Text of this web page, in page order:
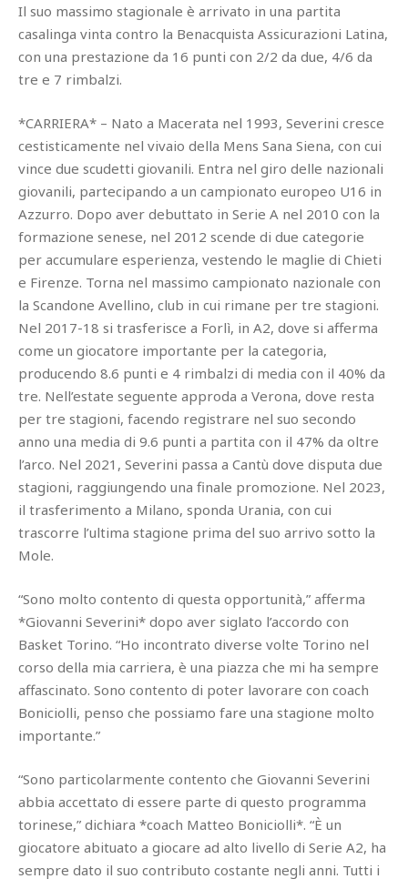
Il suo massimo stagionale è arrivato in una partita
casalinga vinta contro la Benacquista Assicurazioni Latina,
con una prestazione da 16 punti con 2/2 da due, 4/6 da
tre e 7 rimbalzi.
*CARRIERA* – Nato a Macerata nel 1993, Severini cresce
cestisticamente nel vivaio della Mens Sana Siena, con cui
vince due scudetti giovanili. Entra nel giro delle nazionali
giovanili, partecipando a un campionato europeo U16 in
Azzurro. Dopo aver debuttato in Serie A nel 2010 con la
formazione senese, nel 2012 scende di due categorie
per accumulare esperienza, vestendo le maglie di Chieti
e Firenze. Torna nel massimo campionato nazionale con
la Scandone Avellino, club in cui rimane per tre stagioni.
Nel 2017-18 si trasferisce a Forlì, in A2, dove si afferma
come un giocatore importante per la categoria,
producendo 8.6 punti e 4 rimbalzi di media con il 40% da
tre. Nell’estate seguente approda a Verona, dove resta
per tre stagioni, facendo registrare nel suo secondo
anno una media di 9.6 punti a partita con il 47% da oltre
l’arco. Nel 2021, Severini passa a Cantù dove disputa due
stagioni, raggiungendo una finale promozione. Nel 2023,
il trasferimento a Milano, sponda Urania, con cui
trascorre l’ultima stagione prima del suo arrivo sotto la
Mole.
“Sono molto contento di questa opportunità,” afferma
*Giovanni Severini* dopo aver siglato l’accordo con
Basket Torino. “Ho incontrato diverse volte Torino nel
corso della mia carriera, è una piazza che mi ha sempre
affascinato. Sono contento di poter lavorare con coach
Boniciolli, penso che possiamo fare una stagione molto
importante.”
“Sono particolarmente contento che Giovanni Severini
abbia accettato di essere parte di questo programma
torinese,” dichiara *coach Matteo Boniciolli*. “È un
giocatore abituato a giocare ad alto livello di Serie A2, ha
sempre dato il suo contributo costante negli anni. Tutti i